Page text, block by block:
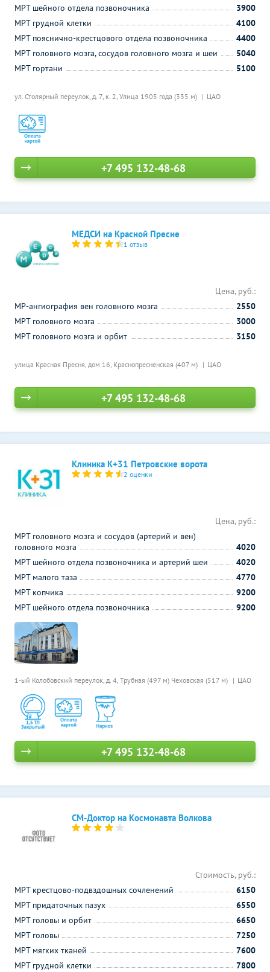
ул. Столярный переулок, д. 7, к. 2, Улица 1905 года (335 м) ЦАО
МРТ шейного отдела позвоночника
3900
МРТ грудной клетки
4100
МРТ пояснично-крестцового отдела позвоночника
4400
МРТ головного мозга, сосудов головного мозга и шеи
5040
МРТ гортани
5100
+7 495 132-48-68
МЕДСИ на Красной Пресне
1 отзыв
улица Красная Пресня, дом 16, Краснопресненская (407 м) ЦАО
Цена, руб.:
МР-ангиография вен головного мозга
2550
МРТ головного мозга
3000
МРТ головного мозга и орбит
3150
+7 495 132-48-68
Клиника К+31 Петровские ворота
2 оценки
1-ый Колобовский переулок, д. 4, Трубная (497 м) Чеховская (517 м) ЦАО
Цена, руб.:
МРТ головного мозга и сосудов (артерий и вен)
головного мозга
4020
МРТ шейного отдела позвоночника и артерий шеи
4020
МРТ малого таза
4770
МРТ копчика
9200
МРТ шейного отдела позвоночника
9200
+7 495 132-48-68
СМ-Доктор на Космонавта Волкова
Стоимость, руб.:
МРТ крестцово-подвздошных сочленений
6150
МРТ придаточных пазух
6550
МРТ головы и орбит
6650
МРТ головы
7250
МРТ мягких тканей
7600
МРТ грудной клетки
7800